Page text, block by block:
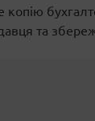
копію
та